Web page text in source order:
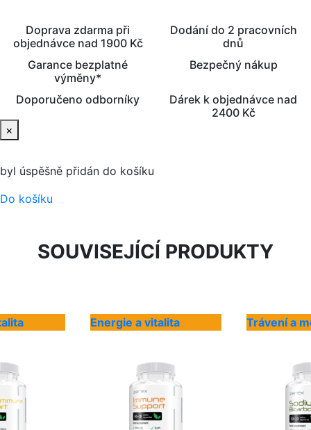
Doprava zdarma při
objednávce nad 1900 Kč
Dodání do 2 pracovních
dnů
Garance bezplatné
výměny*
Bezpečný nákup
Doporučeno odborníky
Dárek k objednávce nad
2400 Kč
×
byl úspěšně přidán do košíku
Do košíku
SOUVISEJÍCÍ PRODUKTY
Energie a vitalita Trávení a